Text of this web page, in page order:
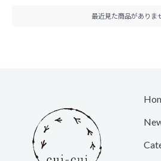
最近見た商品がありま